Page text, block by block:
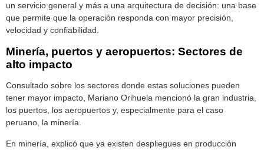
un servicio general y más a una arquitectura de decisión: una base
que permite que la operación responda con mayor precisión,
velocidad y confiabilidad.
Minería, puertos y aeropuertos: Sectores de
alto impacto
Consultado sobre los sectores donde estas soluciones pueden
tener mayor impacto, Mariano Orihuela mencionó la gran industria,
los puertos, los aeropuertos y, especialmente para el caso
peruano, la minería.
En minería, explicó que ya existen despliegues en producción